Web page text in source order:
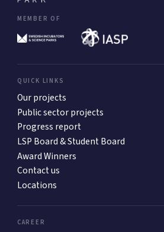
MEMBER OF
QUICK LINKS
Our projects
Public sector projects
Progress report
LSP Board & Student Board
Award Winners
Contact us
Locations
CAREER